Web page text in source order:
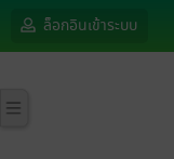
ล็อกอินเข้าระบบ